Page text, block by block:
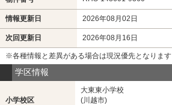
情報更新日 2026年08月02日
次回更新日 2026年08月16日
※各種情報と差異がある場合は現況優先となります
学区情報
小学校区
大東東小学校
(川越市)